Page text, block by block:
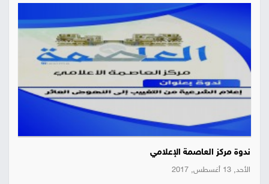
ندوة مركز العاصمة الإعلامي
الأحد, 13 أغسطس, 2017